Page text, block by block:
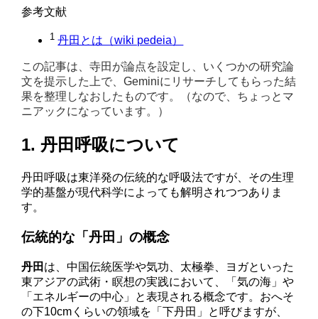
参考文献
1 丹田とは（wiki pedeia）
この記事は、寺田が論点を設定し、いくつかの研究論
文を提示した上で、Geminiにリサーチしてもらった結
果を整理しなおしたものです。（なので、ちょっとマ
ニアックになっています。）
1. 丹田呼吸について
丹田呼吸は東洋発の伝統的な呼吸法ですが、その生理
学的基盤が現代科学によっても解明されつつありま
す。
伝統的な「丹田」の概念
丹田 は、中国伝統医学や気功、太極拳、ヨガといった
東アジアの武術・瞑想の実践において、「気の海」や
「エネルギーの中心」と表現される概念です。おへそ
の下10cmくらいの領域を「下丹田」と呼びますが、